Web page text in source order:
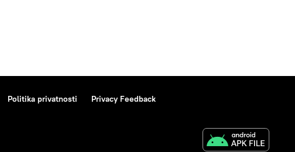
Politika privatnosti Privacy Feedback